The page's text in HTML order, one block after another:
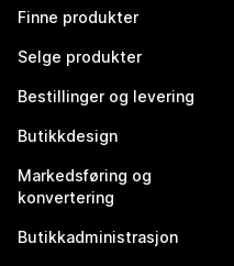
Finne produkter
Selge produkter
Bestillinger og levering
Butikkdesign
Markedsføring og
konvertering
Butikkadministrasjon